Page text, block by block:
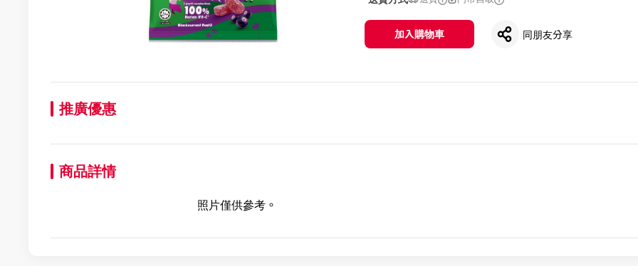
加入購物車 同朋友分享
推廣優惠
商品詳情
照片僅供參考。